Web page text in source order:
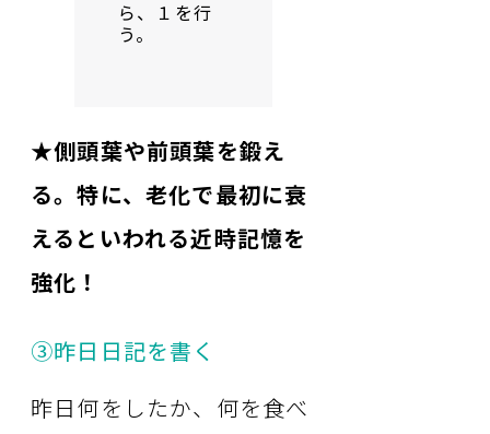
ら、１を行
う。
★側頭葉や前頭葉を鍛え
る。特に、老化で最初に衰
えるといわれる近時記憶を
強化！
③昨日日記を書く
昨日何をしたか、何を食べ